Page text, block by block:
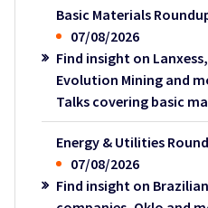
Basic Materials
07/08/2026
Find insight on
Evolution Mining and
Talks covering basic
Energy & Utilities
07/08/2026
Find insight on